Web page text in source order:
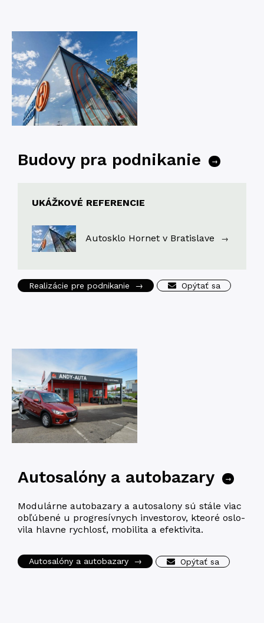
Budovy pra podnikanie →
UKÁŽKOVÉ REFERENCIE
Autosklo Hornet v Bratislave →
Realizácie pre podnikanie → Opýtať sa
Autosalóny a autobazary →
Modu­lár­ne auto­ba­za­ry a auto­sa­lo­ny sú stá­le viac
obľúbe­né u pro­gre­sív­nych inves­to­rov, kteoré oslo­
vi­la hlav­ne rych­losť, mobi­li­ta a efektivita.
Autosalóny a autobazary → Opýtať sa